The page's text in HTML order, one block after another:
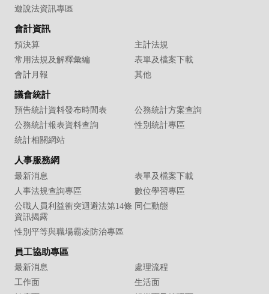
遊說法資訊專區
會計資訊
預決算
主計法規
常用法規及解釋彙編
表單及檔案下載
會計月報
其他
議會統計
預告統計資料發布時間表
公務統計方案查詢
公務統計報表資料查詢
性別統計專區
統計相關網站
人事服務網
最新消息
表單及檔案下載
人事法規查詢專區
數位學習專區
公職人員利益衝突迴避法第14條
資訊揭露
同仁動態
性別平等與職場霸凌防治專區
員工協助專區
最新消息
處理流程
工作面
生活面